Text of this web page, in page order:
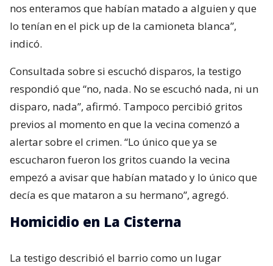
nos enteramos que habían matado a alguien y que
lo tenían en el pick up de la camioneta blanca”,
indicó.
Consultada sobre si escuchó disparos, la testigo
respondió que “no, nada. No se escuchó nada, ni un
disparo, nada”, afirmó. Tampoco percibió gritos
previos al momento en que la vecina comenzó a
alertar sobre el crimen. “Lo único que ya se
escucharon fueron los gritos cuando la vecina
empezó a avisar que habían matado y lo único que
decía es que mataron a su hermano”, agregó.
Homicidio en La Cisterna
La testigo describió el barrio como un lugar